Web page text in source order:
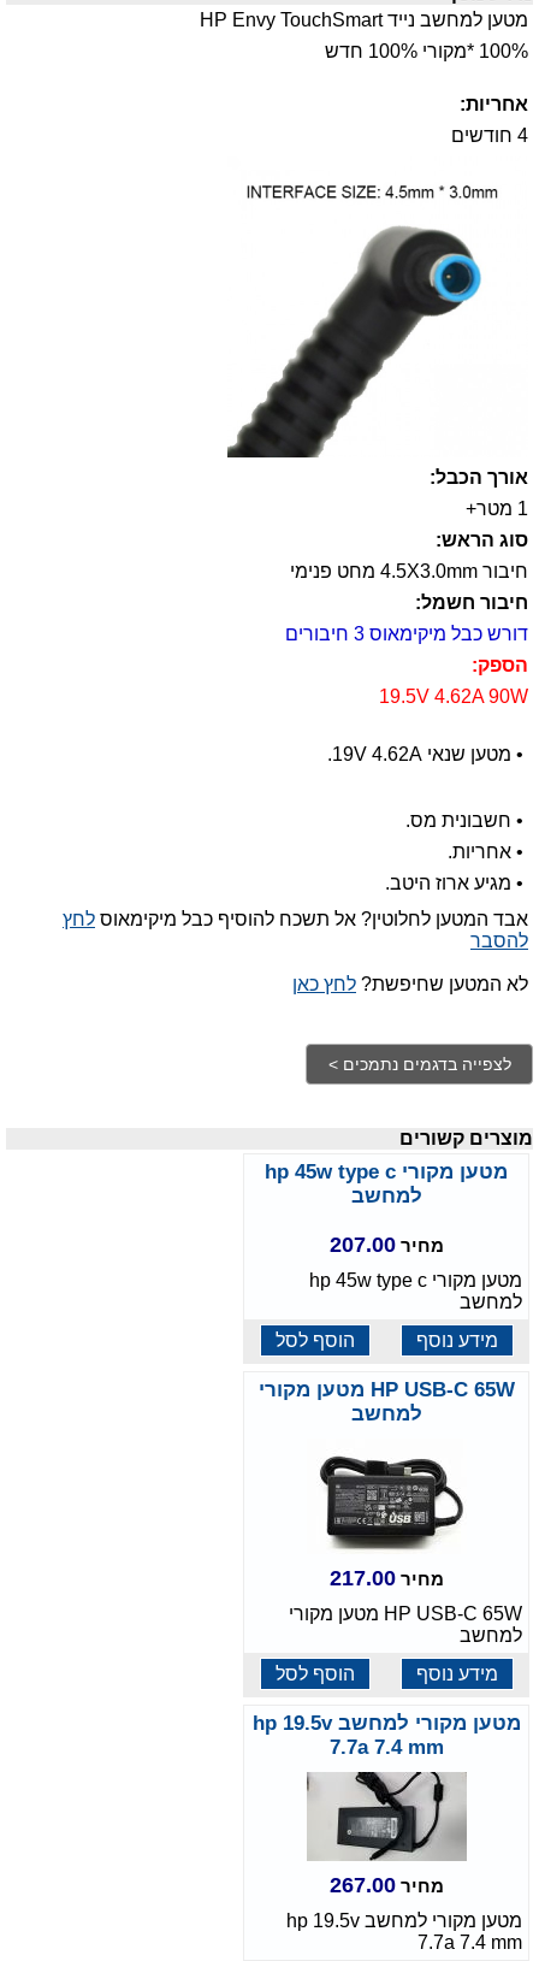
מטען למחשב נייד HP Envy TouchSmart
100% *מקורי 100% חדש
אחריות:
4 חודשים
אורך הכבל:
1 מטר+
סוג הראש:
חיבור 4.5X3.0mm מחט פנימי
חיבור חשמל:
דורש כבל מיקימאוס 3 חיבורים
הספק:
19.5V 4.62A 90W
• מטען שנאי 19V 4.62A.
• חשבונית מס.
• אחריות.
• מגיע ארוז היטב.
אבד המטען לחלוטין? אל תשכח להוסיף כבל מיקימאוס לחץ
להסבר
לא המטען שחיפשת? לחץ כאן
מוצרים קשורים
מטען מקורי hp 45w type c
למחשב
מחיר207.00
מטען מקורי hp 45w type c
למחשב
מידע נוסף
הוסף לסל
HP USB-C 65W מטען מקורי
למחשב
מחיר217.00
HP USB-C 65W מטען מקורי
למחשב
מידע נוסף
הוסף לסל
מטען מקורי למחשב hp 19.5v
7.7a 7.4 mm
מחיר267.00
מטען מקורי למחשב hp 19.5v
7.7a 7.4 mm